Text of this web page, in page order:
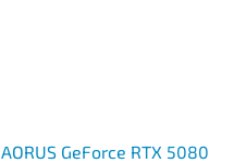
AORUS GeForce RTX 5080